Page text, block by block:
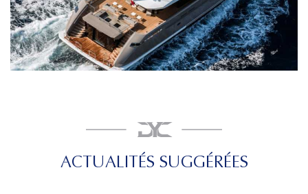
ACTUALITÉS SUGGÉRÉES